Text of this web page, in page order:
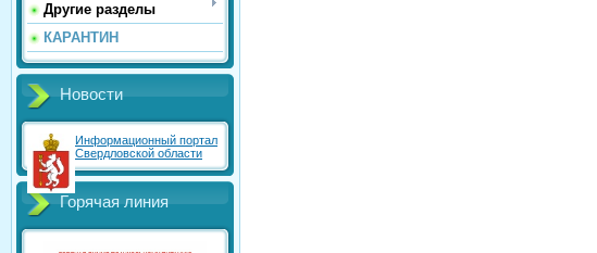
Другие разделы
КАРАНТИН
Новости
Информационный портал
Свердловской области
Горячая линия